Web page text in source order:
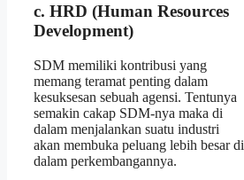
c. HRD (Human Resources
Development)
SDM memiliki kontribusi yang
memang teramat penting dalam
kesuksesan sebuah agensi. Tentunya
semakin cakap SDM-nya maka di
dalam menjalankan suatu industri
akan membuka peluang lebih besar di
dalam perkembangannya.